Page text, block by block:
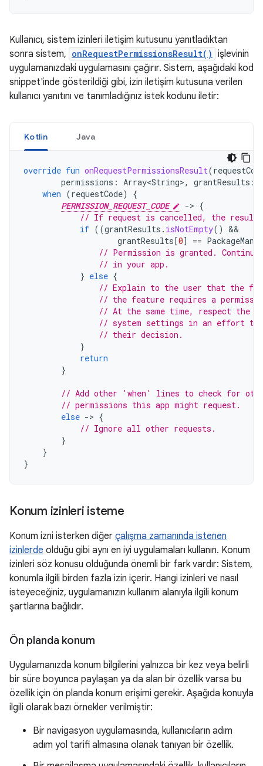
Kullanıcı, sistem izinleri iletişim kutusunu yanıtladıktan
sonra sistem, onRequestPermissionsResult() işlevinin
uygulamanızdaki uygulamasını çağırır. Sistem, aşağıdaki kod
snippet'inde gösterildiği gibi, izin iletişim kutusuna verilen
kullanıcı yanıtını ve tanımladığınız istek kodunu iletir:
Kotlin Java
override fun onRequestPermissionsResult(
permissions : Array<String>, grantResults :
when (requestCode)
{
PERMISSION_REQUEST_CODE
-> {
// If request is cancelled, the result
if ((grantResults . isNotEmpty()
grantResults [0] ==
// Permission is granted.
// in your app.
} else {
// Explain to the user that the
// the feature requires a
// At the same time, respect the
// system settings in an effort to
// their decision.
}
return
}
// Add other 'when' lines to check for
// permissions this app might request.
else -> {
// Ignore all other requests.
}
}
}
Konum izinleri isteme
Konum izni isterken diğer çalışma zamanında istenen
izinlerde olduğu gibi aynı en iyi uygulamaları kullanın. Konum
izinleri söz konusu olduğunda önemli bir fark vardır: Sistem,
konumla ilgili birden fazla izin içerir. Hangi izinleri ve nasıl
isteyeceğiniz, uygulamanızın kullanım alanıyla ilgili konum
şartlarına bağlıdır.
Ön planda konum
Uygulamanızda konum bilgilerini yalnızca bir kez veya belirli
bir süre boyunca paylaşan ya da alan bir özellik varsa bu
özellik için ön planda konum erişimi gerekir. Aşağıda konuyla
ilgili olarak bazı örnekler verilmiştir:
Bir navigasyon uygulamasında, kullanıcıların adım
adım yol tarifi almasına olanak tanıyan bir özellik.